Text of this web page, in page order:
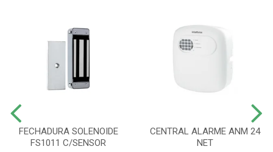
FECHADURA SOLENOIDE
FS1011 C/SENSOR
CENTRAL ALARME ANM 24
NET